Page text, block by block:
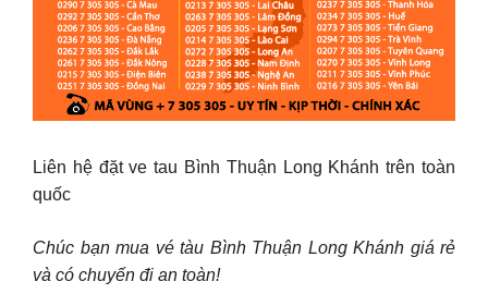
Liên hệ đặt ve tau Bình Thuận Long Khánh trên toàn
quốc
Chúc bạn mua vé tàu Bình Thuận Long Khánh giá rẻ
và có chuyến đi an toàn!